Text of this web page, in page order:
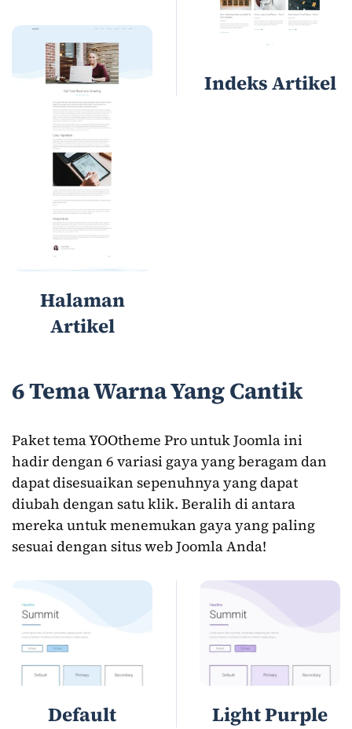
Indeks Artikel
Halaman
Artikel
6 Tema Warna Yang Cantik
Paket tema YOOtheme Pro untuk Joomla ini
hadir dengan 6 variasi gaya yang beragam dan
dapat disesuaikan sepenuhnya yang dapat
diubah dengan satu klik. Beralih di antara
mereka untuk menemukan gaya yang paling
sesuai dengan situs web Joomla Anda!
Default Light Purple